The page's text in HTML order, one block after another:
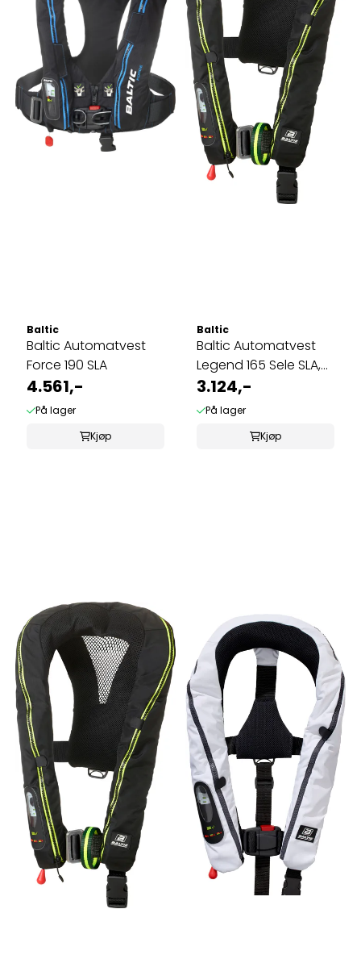
Baltic
Baltic Automatvest
Force 190 SLA
4.561,-
På lager
Kjøp
Baltic
Baltic Automatvest
Legend 165 Sele SLA,
svart
3.124,-
På lager
Kjøp